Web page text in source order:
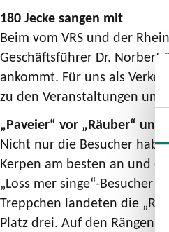
180 Jecke sangen mit
Beim vom VRS und der
Geschäftsführer Dr. Norbert
ankommt. Für uns als
zu den Veranstaltungen und
„Paveier“ vor „Räuber“ und
Nicht nur die Besucher
Kerpen am besten an und
„Loss mer singe“-
Treppchen landeten die
Platz drei. Auf den Rängen